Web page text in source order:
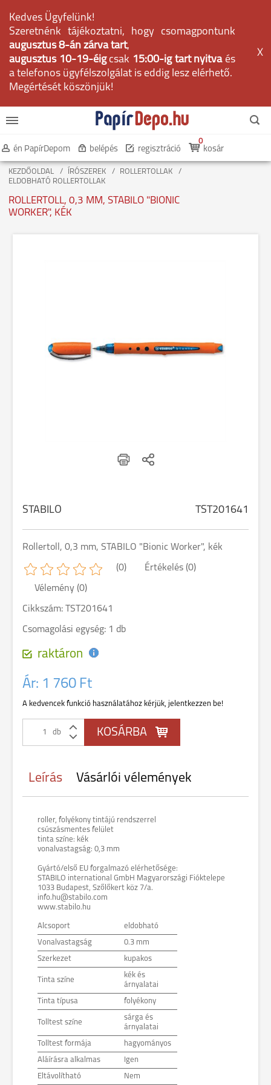
Kedves Ügyfelünk!
Szeretnénk tájékoztatni, hogy csomagpontunk
augusztus 8-án zárva tart,
augusztus 10-19-éig csak 15:00-ig tart nyitvaés
a telefonos ügyfélszolgálat is eddig lesz elérhető.
Megértését köszönjük!
X
én PapírDepom belépés regisztráció kosár
0
KEZDŐOLDAL ÍRÓSZEREK
ROLLERTOLLAK
ELDOBHATÓ ROLLERTOLLAK
ROLLERTOLL, 0,3 MM, STABILO "BIONIC
WORKER", KÉK
STABILO TST201641
Rollertoll, 0,3 mm, STABILO "Bionic Worker", kék
(0) Értékelés (0)
Vélemény (0)
Cikkszám: TST201641
Csomagolási egység: 1 db
raktáron
Ár: 1 760 Ft
A kedvencek funkció használatához kérjük, jelentkezzen be!
db
Leírás Vásárlói vélemények
roller, folyékony tintájú rendszerrel
csúszásmentes felület
tinta színe: kék
vonalvastagság: 0,3 mm
Gyártó/első EU forgalmazó elérhetősége:
STABILO international GmbH Magyarországi Fióktelepe
1033 Budapest, Szőlőkert köz 7/a.
info.hu@stabilo.com
www.stabilo.hu
Alcsoport eldobható
Vonalvastagság 0.3 mm
Szerkezet kupakos
Tinta színe
kék és
árnyalatai
Tinta típusa folyékony
Tolltest színe
sárga és
árnyalatai
Tolltest formája hagyományos
Aláírásra alkalmas Igen
Eltávolítható Nem